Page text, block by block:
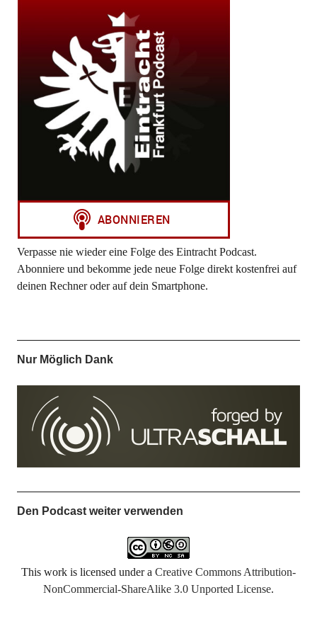
Verpasse nie wieder eine Folge des Eintracht Podcast.
Abonniere und bekomme jede neue Folge direkt kostenfrei auf
deinen Rechner oder auf dein Smartphone.
Nur Möglich Dank
Den Podcast weiter verwenden
This work is licensed under a Creative Commons Attribution-
NonCommercial-ShareAlike 3.0 Unported License.